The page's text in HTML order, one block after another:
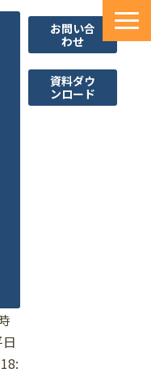
お問い合
わせ
資料ダウ
ンロード